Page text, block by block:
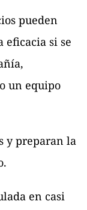
pueden
eficacia si se
un equipo
y preparan la
en casi